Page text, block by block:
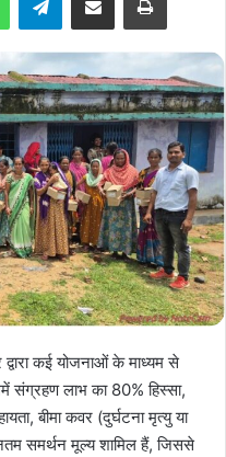
द्वारा कई योजनाओं के माध्यम से
संग्रहण लाभ का 80% हिस्सा,
बीमा कवर (दुर्घटना मृत्यु या
समर्थन मूल्य शामिल हैं, जिससे